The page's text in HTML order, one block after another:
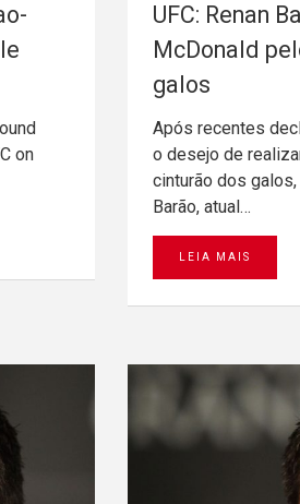
on
UFC: Renan
McDonald
galos
Após recentes
o desejo de
cinturão dos
Barão, atual…
LEIA MAIS